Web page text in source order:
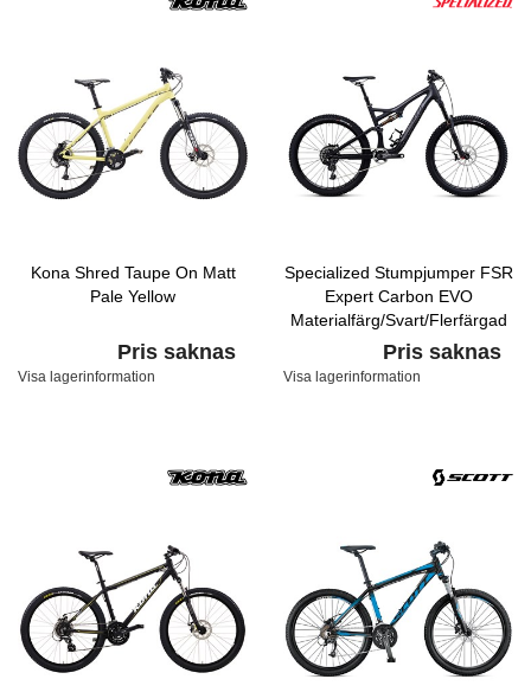
Kona Shred Taupe On Matt
Pale Yellow
Pris saknas
Visa lagerinformation
Specialized Stumpjumper FSR
Expert Carbon EVO
Materialfärg/Svart/Flerfärgad
Pris saknas
Visa lagerinformation